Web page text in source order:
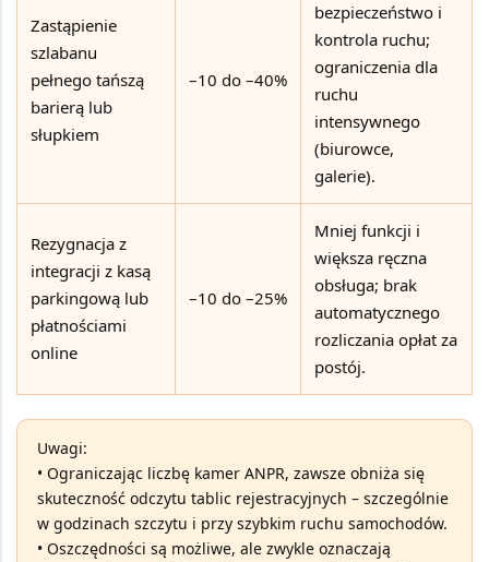
Zastąpienie
szlabanu
pełnego tańszą
barierą lub
słupkiem
–10 do –40%
bezpieczeństwo i
kontrola ruchu;
ograniczenia dla
ruchu
intensywnego
(biurowce,
galerie).
Rezygnacja z
integracji z kasą
parkingową lub
płatnościami
online
–10 do –25%
Mniej funkcji i
większa ręczna
obsługa; brak
automatycznego
rozliczania opłat za
postój.
Uwagi:
• Ograniczając liczbę kamer ANPR, zawsze obniża się
skuteczność odczytu tablic rejestracyjnych – szczególnie
w godzinach szczytu i przy szybkim ruchu samochodów.
• Oszczędności są możliwe, ale zwykle oznaczają